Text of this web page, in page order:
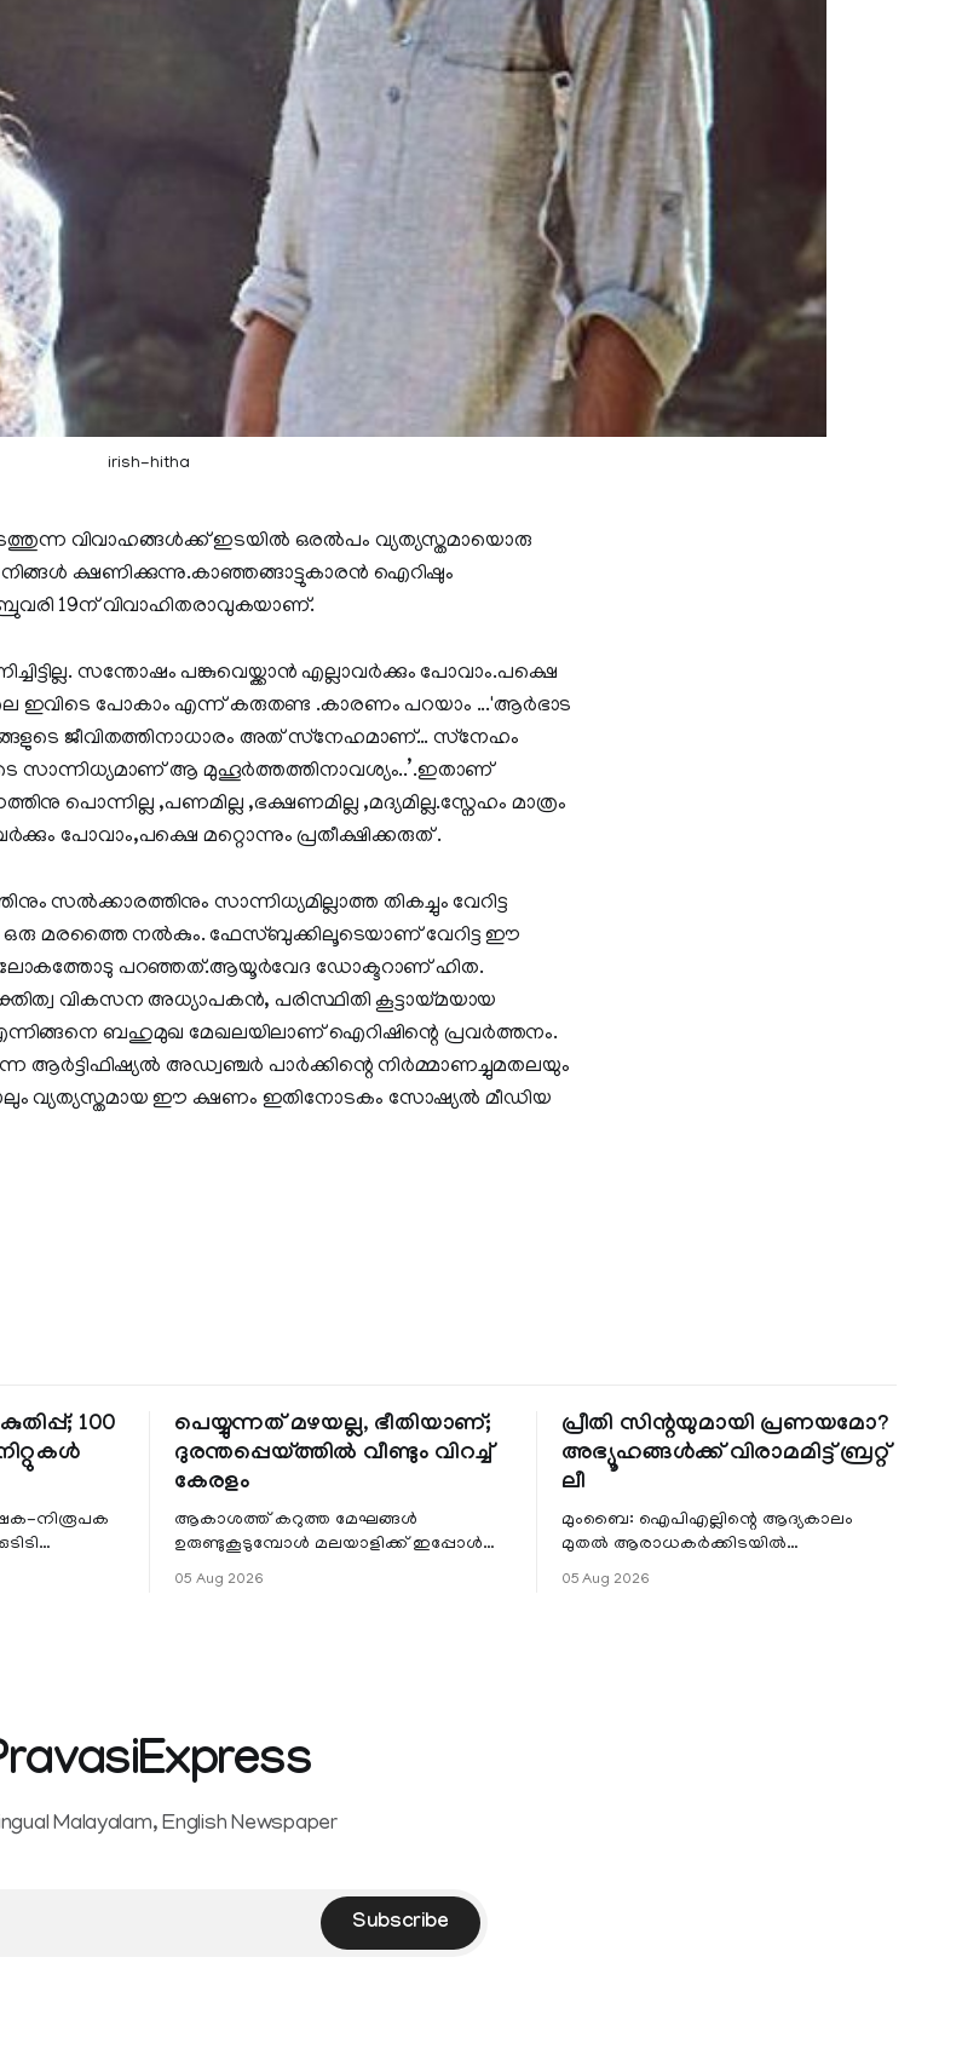
irish-hitha
നടത്തുന്ന വിവാഹങ്ങള്‍ക്ക് ഇടയില്‍ ഒരല്‍പം വ്യത്യസ്തമായൊരു
ക്ഷണിക്കുന്നു.കാഞ്ഞങ്ങാട്ടുകാരന്‍ ഐറിഷും
19ന് വിവാഹിതരാവുകയാണ്.
സന്തോഷം പങ്കുവെയ്ക്കാന്‍ എല്ലാവര്‍ക്കും പോവാം.പക്ഷെ
പോകാം എന്ന് കരുതണ്ട .കാരണം പറയാം ...'ആര്‍ഭാട
ജീവിതത്തിനാധാരം അത് സ്‌നേഹമാണ്… സ്‌നേഹം
സാന്നിധ്യമാണ് ആ മുഹൂര്‍ത്തത്തിനാവശ്യം..’.ഇതാണ്
പൊന്നില്ല ,പണമില്ല ,ഭക്ഷണമില്ല ,മദ്യമില്ല.സ്നേഹം മാത്രം
പോവാം,പക്ഷെ മറ്റൊന്നും പ്രതീക്ഷിക്കരുത് .
സല്‍ക്കാരത്തിനും സാന്നിധ്യമില്ലാത്ത തികച്ചും വേറിട്ട
ഒരു മരത്തൈ നല്‍കും. ഫേസ്ബുക്കിലൂടെയാണ് വേറിട്ട ഈ
ലോകത്തോടു പറഞ്ഞത്.ആയൂര്‍വേദ ഡോക്ടറാണ് ഹിത.
വികസന അധ്യാപകന്‍, പരിസ്ഥിതി കൂട്ടായ്മയായ
ബഹുമുഖ മേഖലയിലാണ് ഐറിഷിന്റെ പ്രവര്‍ത്തനം.
ആര്‍ട്ടിഫിഷ്യല്‍ അഡ്വഞ്ചര്‍ പാര്‍ക്കിന്റെ നിര്‍മ്മാണച്ചുമതലയും
വ്യത്യസ്തമായ ഈ ക്ഷണം ഇതിനോടകം സോഷ്യല്‍ മീഡിയ
100
നിരൂപക
മുന്നേറ്റം
പെയ്യുന്നത് മഴയല്ല, ഭീതിയാണ്;
ദുരന്തപ്പെയ്ത്തിൽ വീണ്ടും വിറച്ച്
കേരളം
ആകാശത്ത് കറുത്ത മേഘങ്ങൾ
ഉരുണ്ടുകൂടുമ്പോൾ മലയാളിക്ക് ഇപ്പോൾ
ആഹ്ലാദമല്ല, ഉള്ളിൽ ഭയത്തിന്റെ
വിറയലാണ്. മഴ ഒരുകാലത്ത്
05 Aug 2026
പ്രീതി സിന്റയുമായി പ്രണയമോ?
അഭ്യൂഹങ്ങൾക്ക് വിരാമമിട്ട് ബ്രറ്റ്
ലീ
മുംബൈ: ഐപിഎല്ലിന്റെ ആദ്യകാലം
മുതൽ ആരാധകർക്കിടയിൽ
പ്രചരിച്ചിരുന്ന പ്രീതി സിന്റയുമായുള്ള
പ്രണയ അഭ്യൂഹങ്ങൾ തള്ളി മുൻ
05 Aug 2026
Malayalam, English Newspaper
Subscribe